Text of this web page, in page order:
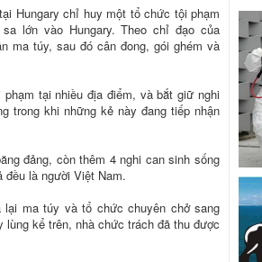
Hungary chỉ huy một tổ chức tội phạm
lớn vào Hungary. Theo chỉ đạo của
ma túy, sau đó cân đong, gói ghém và
tại nhiều địa điểm, và bắt giữ nghi
trong khi những kẻ này đang tiếp nhận
đảng, còn thêm 4 nghi can sinh sống
đều là người Việt Nam.
ma túy và tổ chức chuyên chở sang
lùng kể trên, nhà chức trách đã thu được